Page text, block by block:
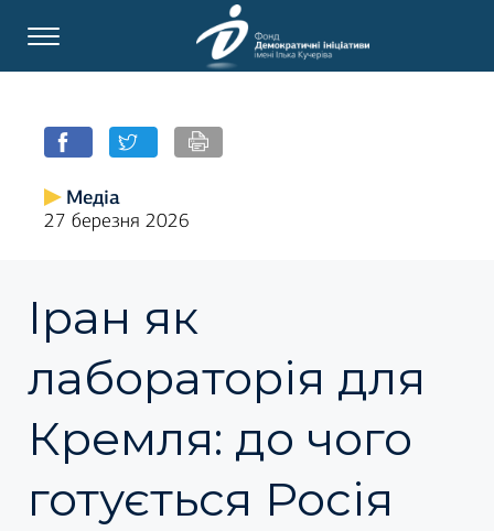
Медіа
27 березня 2026
Іран як
лабораторія для
Кремля: до чого
готується Росія